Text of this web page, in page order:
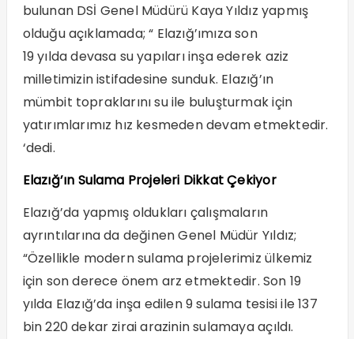
bulunan DSİ Genel Müdürü Kaya Yıldız yapmış
olduğu açıklamada; “ Elazığ’ımıza son
19 yılda devasa su yapıları inşa ederek aziz
milletimizin istifadesine sunduk. Elazığ’ın
mümbit topraklarını su ile buluşturmak için
yatırımlarımız hız kesmeden devam etmektedir.
‘dedi.
Elazığ’ın Sulama Projeleri Dikkat Çekiyor
Elazığ’da yapmış oldukları çalışmaların
ayrıntılarına da değinen Genel Müdür Yıldız;
“Özellikle modern sulama projelerimiz ülkemiz
için son derece önem arz etmektedir. Son 19
yılda Elazığ’da inşa edilen 9 sulama tesisi ile 137
bin 220 dekar zirai arazinin sulamaya açıldı.